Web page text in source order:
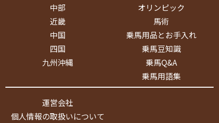
中部
近畿
中国
四国
九州沖縄
オリンピック
馬術
乗馬用品とお手入れ
乗馬豆知識
乗馬Q&A
乗馬用語集
運営会社
個人情報の取扱いについて